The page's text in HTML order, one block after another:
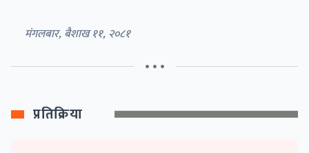
मंगलबार, बैशाख ११, २०८१
• • •
प्रतिक्रिया